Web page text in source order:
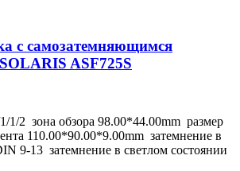
с самозатемняющимся
ASF725S
1/2 зона обзора 98.00*44.00mm размер
110.00*90.00*9.00mm затемнение в
9-13 затемнение в светлом состоянии